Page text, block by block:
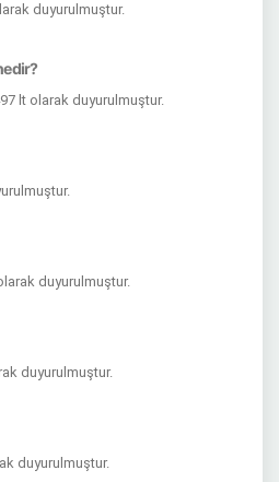
duyurulmuştur.
lt olarak duyurulmuştur.
duyurulmuştur.
duyurulmuştur.
duyurulmuştur.